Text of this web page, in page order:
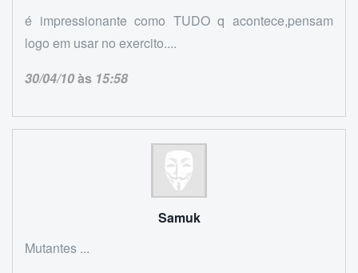
é impressionante como TUDO q acontece,pensam
logo em usar no exercito....
30/04/10às 15:58
Samuk
Mutantes ...